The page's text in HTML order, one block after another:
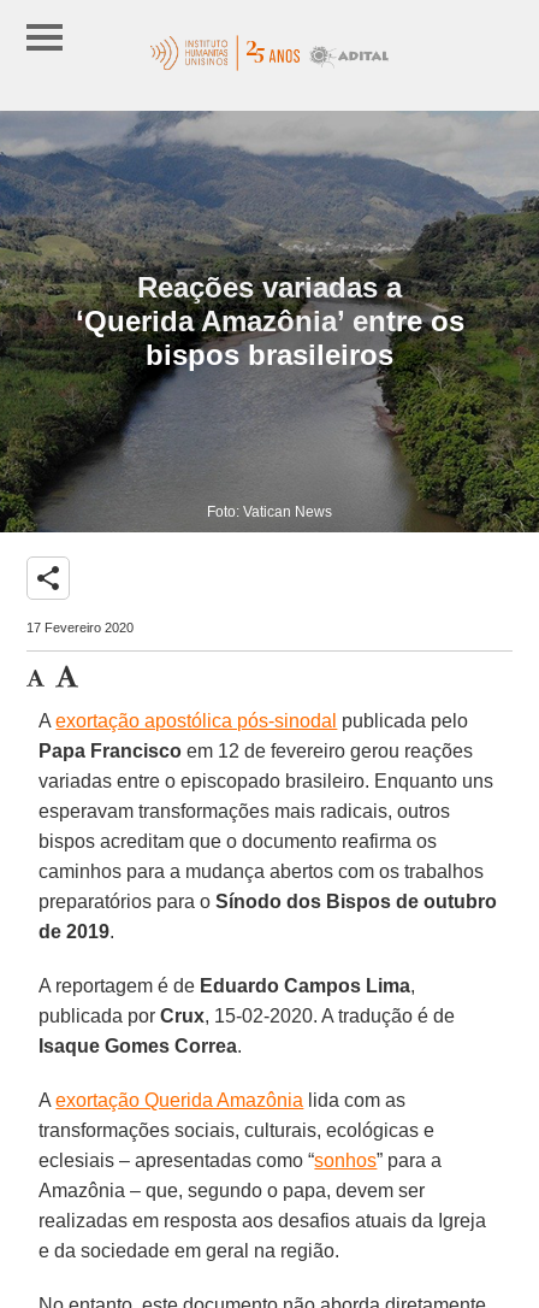
Reações variadas a
‘Querida Amazônia’ entre os
bispos brasileiros
Foto: Vatican News
share
17 Fevereiro 2020
Aexortação apostólica pós-sinodal publicada pelo
Papa Francisco em 12 de fevereiro gerou reações
variadas entre o episcopado brasileiro. Enquanto uns
esperavam transformações mais radicais, outros
bispos acreditam que o documento reafirma os
caminhos para a mudança abertos com os trabalhos
preparatórios para oSínodo dos Bispos de outubro
de 2019.
A reportagem é de Eduardo Campos Lima,
publicada porCrux, 15-02-2020. A tradução é de
Isaque Gomes Correa.
Aexortação Querida Amazônia lida com as
transformações sociais, culturais, ecológicas e
eclesiais – apresentadas como “sonhos” para a
Amazônia – que, segundo o papa, devem ser
realizadas em resposta aos desafios atuais da Igreja
e da sociedade em geral na região.